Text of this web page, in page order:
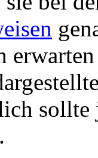
sollte